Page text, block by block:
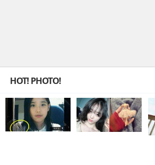
HOT! PHOTO!